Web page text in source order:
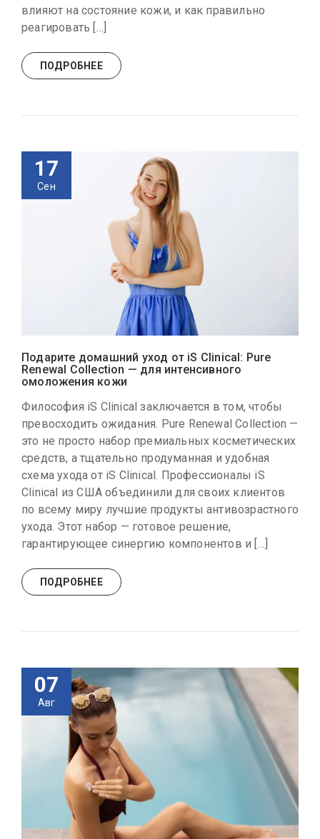
влияют на состояние кожи, и как правильно
реагировать […]
ПОДРОБНЕЕ
17
Сен
Подарите домашний уход от iS Clinical: Pure
Renewal Collection — для интенсивного
омоложения кожи
Философия iS Clinical заключается в том, чтобы
превосходить ожидания. Pure Renewal Collection —
это не просто набор премиальных косметических
средств, а тщательно продуманная и удобная
схема ухода от iS Clinical. Профессионалы iS
Clinical из США объединили для своих клиентов
по всему миру лучшие продукты антивозрастного
ухода. Этот набор — готовое решение,
гарантирующее синергию компонентов и […]
ПОДРОБНЕЕ
07
Авг